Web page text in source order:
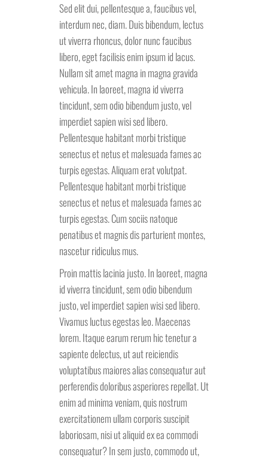
Sed elit dui, pellentesque a, faucibus vel,
interdum nec, diam. Duis bibendum, lectus
ut viverra rhoncus, dolor nunc faucibus
libero, eget facilisis enim ipsum id lacus.
Nullam sit amet magna in magna gravida
vehicula. In laoreet, magna id viverra
tincidunt, sem odio bibendum justo, vel
imperdiet sapien wisi sed libero.
Pellentesque habitant morbi tristique
senectus et netus et malesuada fames ac
turpis egestas. Aliquam erat volutpat.
Pellentesque habitant morbi tristique
senectus et netus et malesuada fames ac
turpis egestas. Cum sociis natoque
penatibus et magnis dis parturient montes,
nascetur ridiculus mus.
Proin mattis lacinia justo. In laoreet, magna
id viverra tincidunt, sem odio bibendum
justo, vel imperdiet sapien wisi sed libero.
Vivamus luctus egestas leo. Maecenas
lorem. Itaque earum rerum hic tenetur a
sapiente delectus, ut aut reiciendis
voluptatibus maiores alias consequatur aut
perferendis doloribus asperiores repellat. Ut
enim ad minima veniam, quis nostrum
exercitationem ullam corporis suscipit
laboriosam, nisi ut aliquid ex ea commodi
consequatur? In sem justo, commodo ut,